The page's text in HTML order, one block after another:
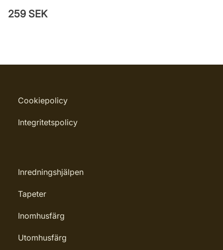
259 SEK
Cookiepolicy
Integritetspolicy
Inredningshjälpen
Tapeter
Inomhusfärg
Utomhusfärg